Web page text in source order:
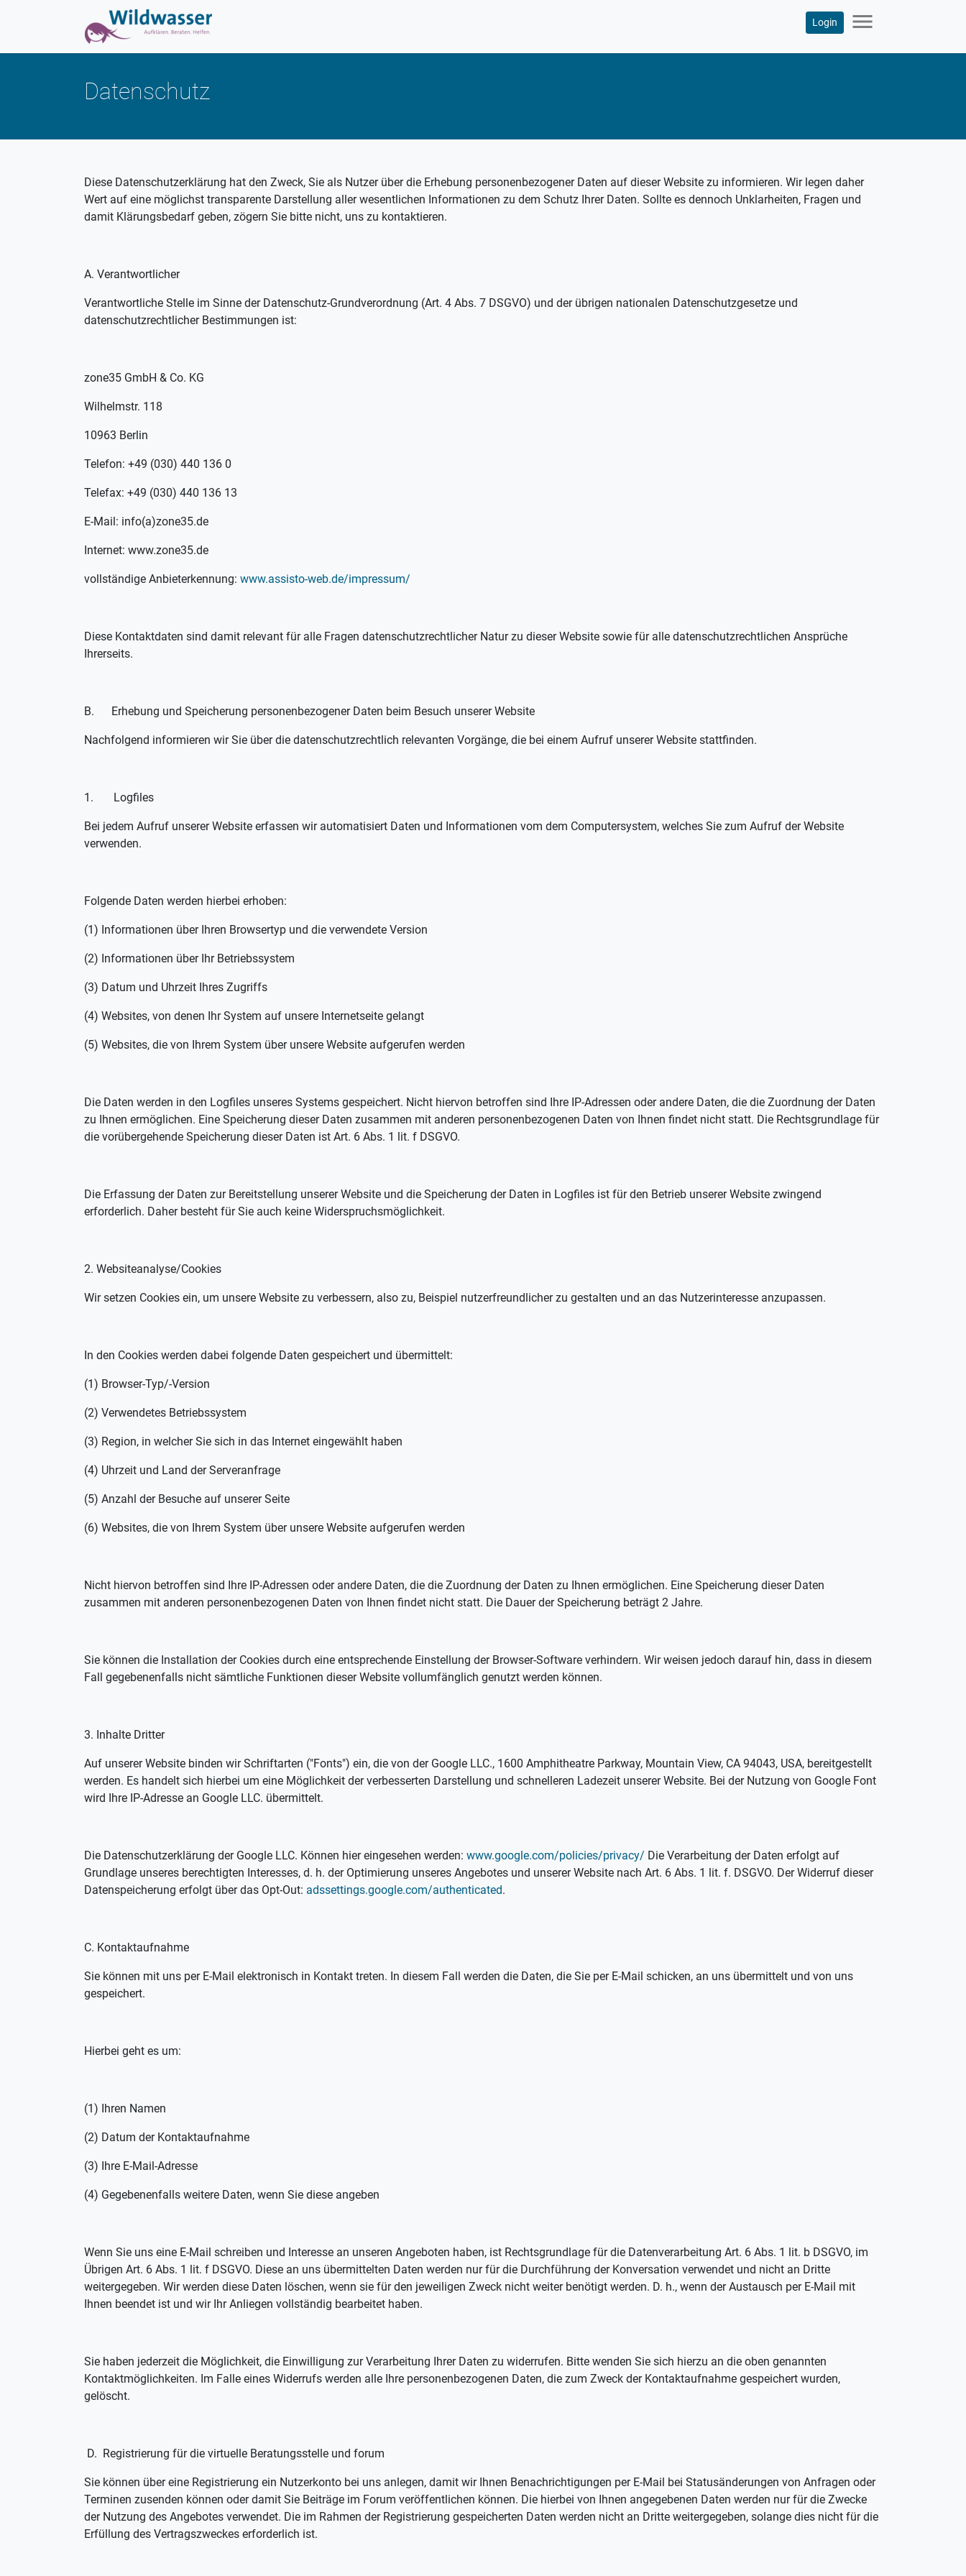
Login menu
Datenschutz
Diese Datenschutzerklärung hat den Zweck, Sie als Nutzer über die Erhebung personenbezogener Daten auf dieser Website zu informieren. Wir legen daher
Wert auf eine möglichst transparente Darstellung aller wesentlichen Informationen zu dem Schutz Ihrer Daten. Sollte es dennoch Unklarheiten, Fragen und
damit Klärungsbedarf geben, zögern Sie bitte nicht, uns zu kontaktieren.
A. Verantwortlicher
Verantwortliche Stelle im Sinne der Datenschutz-Grundverordnung (Art. 4 Abs. 7 DSGVO) und der übrigen nationalen Datenschutzgesetze und
datenschutzrechtlicher Bestimmungen ist:
zone35 GmbH & Co. KG
Wilhelmstr. 118
10963 Berlin
Telefon: +49 (030) 440 136 0
Telefax: +49 (030) 440 136 13
E-Mail: info(a)zone35.de
Internet: www.zone35.de
vollständige Anbieterkennung: www.assisto-web.de/impressum/
Diese Kontaktdaten sind damit relevant für alle Fragen datenschutzrechtlicher Natur zu dieser Website sowie für alle datenschutzrechtlichen Ansprüche
Ihrerseits.
B. Erhebung und Speicherung personenbezogener Daten beim Besuch unserer Website
Nachfolgend informieren wir Sie über die datenschutzrechtlich relevanten Vorgänge, die bei einem Aufruf unserer Website stattfinden.
1. Logfiles
Bei jedem Aufruf unserer Website erfassen wir automatisiert Daten und Informationen vom dem Computersystem, welches Sie zum Aufruf der Website
verwenden.
Folgende Daten werden hierbei erhoben:
(1) Informationen über Ihren Browsertyp und die verwendete Version
(2) Informationen über Ihr Betriebssystem
(3) Datum und Uhrzeit Ihres Zugriffs
(4) Websites, von denen Ihr System auf unsere Internetseite gelangt
(5) Websites, die von Ihrem System über unsere Website aufgerufen werden
Die Daten werden in den Logfiles unseres Systems gespeichert. Nicht hiervon betroffen sind Ihre IP-Adressen oder andere Daten, die die Zuordnung der Daten
zu Ihnen ermöglichen. Eine Speicherung dieser Daten zusammen mit anderen personenbezogenen Daten von Ihnen findet nicht statt. Die Rechtsgrundlage für
die vorübergehende Speicherung dieser Daten ist Art. 6 Abs. 1 lit. f DSGVO.
Die Erfassung der Daten zur Bereitstellung unserer Website und die Speicherung der Daten in Logfiles ist für den Betrieb unserer Website zwingend
erforderlich. Daher besteht für Sie auch keine Widerspruchsmöglichkeit.
2. Websiteanalyse/Cookies
Wir setzen Cookies ein, um unsere Website zu verbessern, also zu, Beispiel nutzerfreundlicher zu gestalten und an das Nutzerinteresse anzupassen.
In den Cookies werden dabei folgende Daten gespeichert und übermittelt:
(1) Browser-Typ/-Version
(2) Verwendetes Betriebssystem
(3) Region, in welcher Sie sich in das Internet eingewählt haben
(4) Uhrzeit und Land der Serveranfrage
(5) Anzahl der Besuche auf unserer Seite
(6) Websites, die von Ihrem System über unsere Website aufgerufen werden
Nicht hiervon betroffen sind Ihre IP-Adressen oder andere Daten, die die Zuordnung der Daten zu Ihnen ermöglichen. Eine Speicherung dieser Daten
zusammen mit anderen personenbezogenen Daten von Ihnen findet nicht statt. Die Dauer der Speicherung beträgt 2 Jahre.
Sie können die Installation der Cookies durch eine entsprechende Einstellung der Browser-Software verhindern. Wir weisen jedoch darauf hin, dass in diesem
Fall gegebenenfalls nicht sämtliche Funktionen dieser Website vollumfänglich genutzt werden können.
3. Inhalte Dritter
Auf unserer Website binden wir Schriftarten ("Fonts") ein, die von der Google LLC., 1600 Amphitheatre Parkway, Mountain View, CA 94043, USA, bereitgestellt
werden. Es handelt sich hierbei um eine Möglichkeit der verbesserten Darstellung und schnelleren Ladezeit unserer Website. Bei der Nutzung von Google Font
wird Ihre IP-Adresse an Google LLC. übermittelt.
Die Datenschutzerklärung der Google LLC. Können hier eingesehen werden: www.google.com/policies/privacy/ Die Verarbeitung der Daten erfolgt auf
Grundlage unseres berechtigten Interesses, d. h. der Optimierung unseres Angebotes und unserer Website nach Art. 6 Abs. 1 lit. f. DSGVO. Der Widerruf dieser
Datenspeicherung erfolgt über das Opt-Out: adssettings.google.com/authenticated.
C. Kontaktaufnahme
Sie können mit uns per E-Mail elektronisch in Kontakt treten. In diesem Fall werden die Daten, die Sie per E-Mail schicken, an uns übermittelt und von uns
gespeichert.
Hierbei geht es um:
(1) Ihren Namen
(2) Datum der Kontaktaufnahme
(3) Ihre E-Mail-Adresse
(4) Gegebenenfalls weitere Daten, wenn Sie diese angeben
Wenn Sie uns eine E-Mail schreiben und Interesse an unseren Angeboten haben, ist Rechtsgrundlage für die Datenverarbeitung Art. 6 Abs. 1 lit. b DSGVO, im
Übrigen Art. 6 Abs. 1 lit. f DSGVO. Diese an uns übermittelten Daten werden nur für die Durchführung der Konversation verwendet und nicht an Dritte
weitergegeben. Wir werden diese Daten löschen, wenn sie für den jeweiligen Zweck nicht weiter benötigt werden. D. h., wenn der Austausch per E-Mail mit
Ihnen beendet ist und wir Ihr Anliegen vollständig bearbeitet haben.
Sie haben jederzeit die Möglichkeit, die Einwilligung zur Verarbeitung Ihrer Daten zu widerrufen. Bitte wenden Sie sich hierzu an die oben genannten
Kontaktmöglichkeiten. Im Falle eines Widerrufs werden alle Ihre personenbezogenen Daten, die zum Zweck der Kontaktaufnahme gespeichert wurden,
gelöscht.
D. Registrierung für die virtuelle Beratungsstelle und forum
Sie können über eine Registrierung ein Nutzerkonto bei uns anlegen, damit wir Ihnen Benachrichtigungen per E-Mail bei Statusänderungen von Anfragen oder
Terminen zusenden können oder damit Sie Beiträge im Forum veröffentlichen können. Die hierbei von Ihnen angegebenen Daten werden nur für die Zwecke
der Nutzung des Angebotes verwendet. Die im Rahmen der Registrierung gespeicherten Daten werden nicht an Dritte weitergegeben, solange dies nicht für die
Erfüllung des Vertragszweckes erforderlich ist.